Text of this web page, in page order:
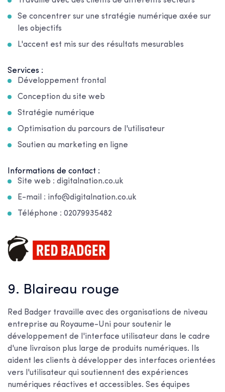
Se concentrer sur une stratégie numérique axée sur
les objectifs
L'accent est mis sur des résultats mesurables
Services :
Développement frontal
Conception du site web
Stratégie numérique
Optimisation du parcours de l'utilisateur
Soutien au marketing en ligne
Informations de contact :
Site web : digitalnation.co.uk
E-mail : info@digitalnation.co.uk
Téléphone : 02079935482
9. Blaireau rouge
Red Badger travaille avec des organisations de niveau
entreprise au Royaume-Uni pour soutenir le
développement de l'interface utilisateur dans le cadre
d'une livraison plus large de produits numériques. Ils
aident les clients à développer des interfaces orientées
vers l'utilisateur qui soutiennent des expériences
numériques réactives et accessibles. Ses équipes